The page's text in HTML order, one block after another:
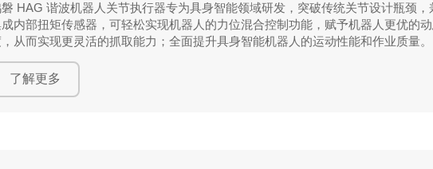
HAG 谐波机器人关节执行器专为具身智能领域研发，突破传统关节设计瓶颈
内部扭矩传感器，可轻松实现机器人的力位混合控制功能，赋予机器人更优的
从而实现更灵活的抓取能力；全面提升具身智能机器人的运动性能和作业质量。
了解更多